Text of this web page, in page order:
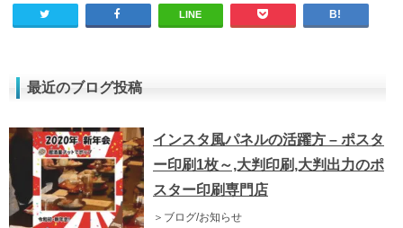
LINE
最近のブログ投稿
インスタ風パネルの活躍方 – ポスタ
ー印刷1枚～,大判印刷,大判出力のポ
スター印刷専門店
＞ブログ/お知らせ